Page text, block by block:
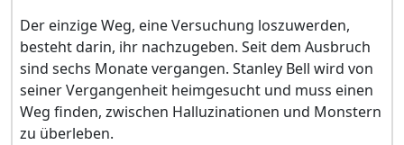
Der einzige Weg, eine Versuchung loszuwerden,
besteht darin, ihr nachzugeben. Seit dem Ausbruch
sind sechs Monate vergangen. Stanley Bell wird von
seiner Vergangenheit heimgesucht und muss einen
Weg finden, zwischen Halluzinationen und Monstern
zu überleben.